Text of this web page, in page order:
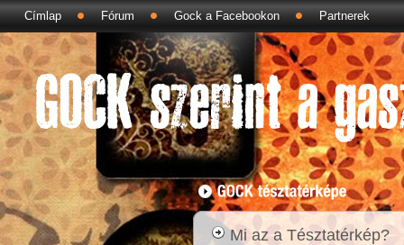
Címlap Fórum Gock a Facebookon Partnerek
Mi az a Tésztatérkép?